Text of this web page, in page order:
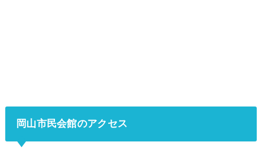
岡山市民会館のアクセス